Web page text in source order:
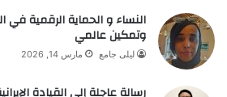
النساء و الحماية الرقمية
وتمكين عالمي
ليلى جامع مارس 14, 2026